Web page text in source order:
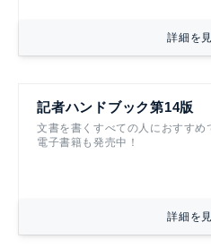
詳細を
記者ハンドブック第14版
文書を書くすべての人におすすめ
電子書籍も発売中！
詳細を